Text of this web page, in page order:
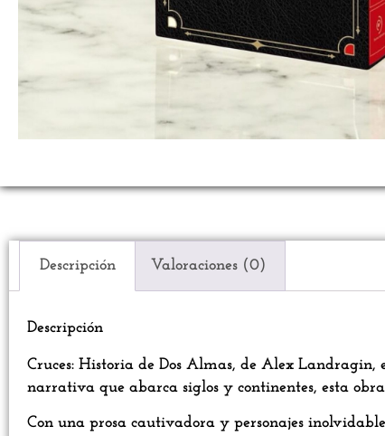
Descripción Valoraciones (0)
Descripción
Cruces: Historia de Dos Almas, de Alex
narrativa que abarca siglos y continentes, esta
Con una prosa cautivadora y personajes